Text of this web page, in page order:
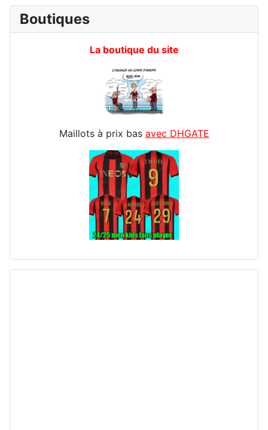
Boutiques
La boutique du site
Maillots à prix bas avec DHGATE